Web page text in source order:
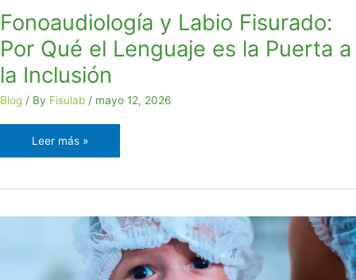
Fonoaudiología y Labio Fisurado:
Por Qué el Lenguaje es la Puerta a
la Inclusión
Blog / By Fisulab / mayo 12, 2026
la
Inclusión
Leer más »